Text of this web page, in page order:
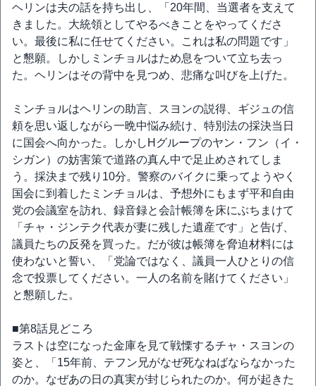
ヘリンは夫の話を持ち出し、「20年間、当選者を支えて
きました。大統領としてやるべきことをやってくださ
い。最後に私に任せてください。これは私の問題です」
と懇願。しかしミンチョルはため息をついて立ち去っ
た。ヘリンはその背中を見つめ、悲痛な叫びを上げた。
ミンチョルはヘリンの助言、スヨンの説得、ギジュの信
頼を思い返しながら一晩中悩み続け、特別法の採決当日
に国会へ向かった。しかしHグループのヤン・フン（イ・
シガン）の妨害策で道路の真ん中で足止めされてしま
う。採決まで残り10分。警察のバイクに乗ってようやく
国会に到着したミンチョルは、予想外にもまず平和自由
党の会議室を訪れ、録音録と会計帳簿を床にぶちまけて
「チャ・ジンテク代表が妻に残した遺産です」と告げ、
議員たちの反発を買った。だが彼は帳簿を脅迫材料には
使わないと誓い、「党論ではなく、議員一人ひとりの信
念で投票してください。一人の名前を賭けてください」
と懇願した。
■第8話見どころ
ラストは空になった金庫を見て戦慄するチャ・スヨンの
姿と、「15年前、テフン兄がなぜ死なねばならなかった
のか。なぜあの日の真実が封じられたのか。何が起きた